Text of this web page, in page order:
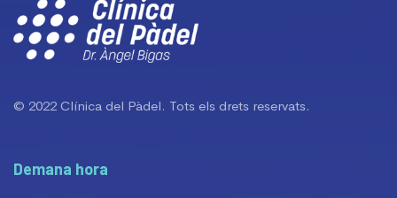
© 2022 Clínica del Pàdel. Tots els drets reservats.
Demana hora